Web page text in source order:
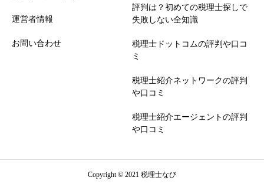
運営者情報
お問い合わせ
評判は？初めての税理士探しで
失敗しない全知識
税理士ドットコムの評判や口コ
ミ
税理士紹介ネットワークの評判
や口コミ
税理士紹介エージェントの評判
や口コミ
Copyright © 2021 税理士なび